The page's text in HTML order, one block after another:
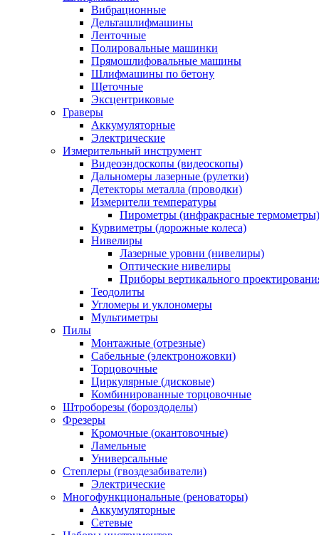
Вибрационные
Дельташлифмашины
Ленточные
Полировальные машинки
Прямошлифовальные машины
Шлифмашины по бетону
Щеточные
Эксцентриковые
Граверы
Аккумуляторные
Электрические
Измерительный инструмент
Видеоэндоскопы (видеоскопы)
Дальномеры лазерные (рулетки)
Детекторы металла (проводки)
Измерители температуры
Пирометры (инфракрасные термометры)
Курвиметры (дорожные колеса)
Нивелиры
Лазерные уровни (нивелиры)
Оптические нивелиры
Приборы вертикального
Теодолиты
Угломеры и уклономеры
Мультиметры
Пилы
Монтажные (отрезные)
Сабельные (электроножовки)
Торцовочные
Циркулярные (дисковые)
Комбинированные торцовочные
Штроборезы (бороздоделы)
Фрезеры
Кромочные (окантовочные)
Ламельные
Универсальные
Степлеры (гвоздезабиватели)
Электрические
Многофункциональные (реноваторы)
Аккумуляторные
Сетевые